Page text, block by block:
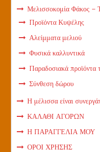
Μελισσοκομία Φάκος –
Προϊόντα Κυψέλης
Αλείμματα μελιού
Φυσικά καλλυντικά
Παραδοσιακά προϊόντα
Σύνθεση δώρου
Η μέλισσα είναι
ΚΑΛΑΘΙ ΑΓΟΡΩΝ
Η ΠΑΡΑΓΓΕΛΙΑ ΜΟΥ
ΟΡΟΙ ΧΡΗΣΗΣ